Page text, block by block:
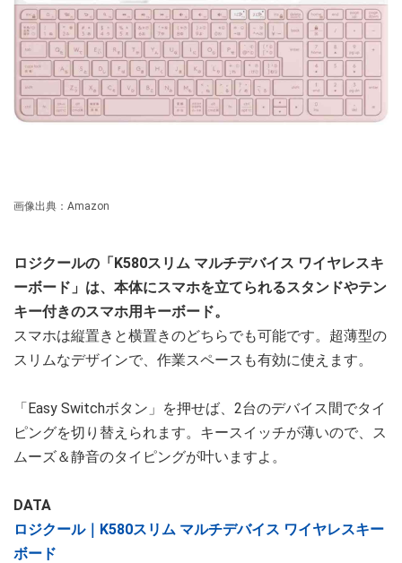
画像出典：Amazon
ロジクールの「K580スリム マルチデバイス ワイヤレスキ
ーボード」は、本体にスマホを立てられるスタンドやテン
キー付きのスマホ用キーボード。
スマホは縦置きと横置きのどちらでも可能です。超薄型の
スリムなデザインで、作業スペースも有効に使えます。
「Easy Switchボタン」を押せば、2台のデバイス間でタイ
ピングを切り替えられます。キースイッチが薄いので、ス
ムーズ＆静音のタイピングが叶いますよ。
DATA
ロジクール｜K580スリム マルチデバイス ワイヤレスキー
ボード